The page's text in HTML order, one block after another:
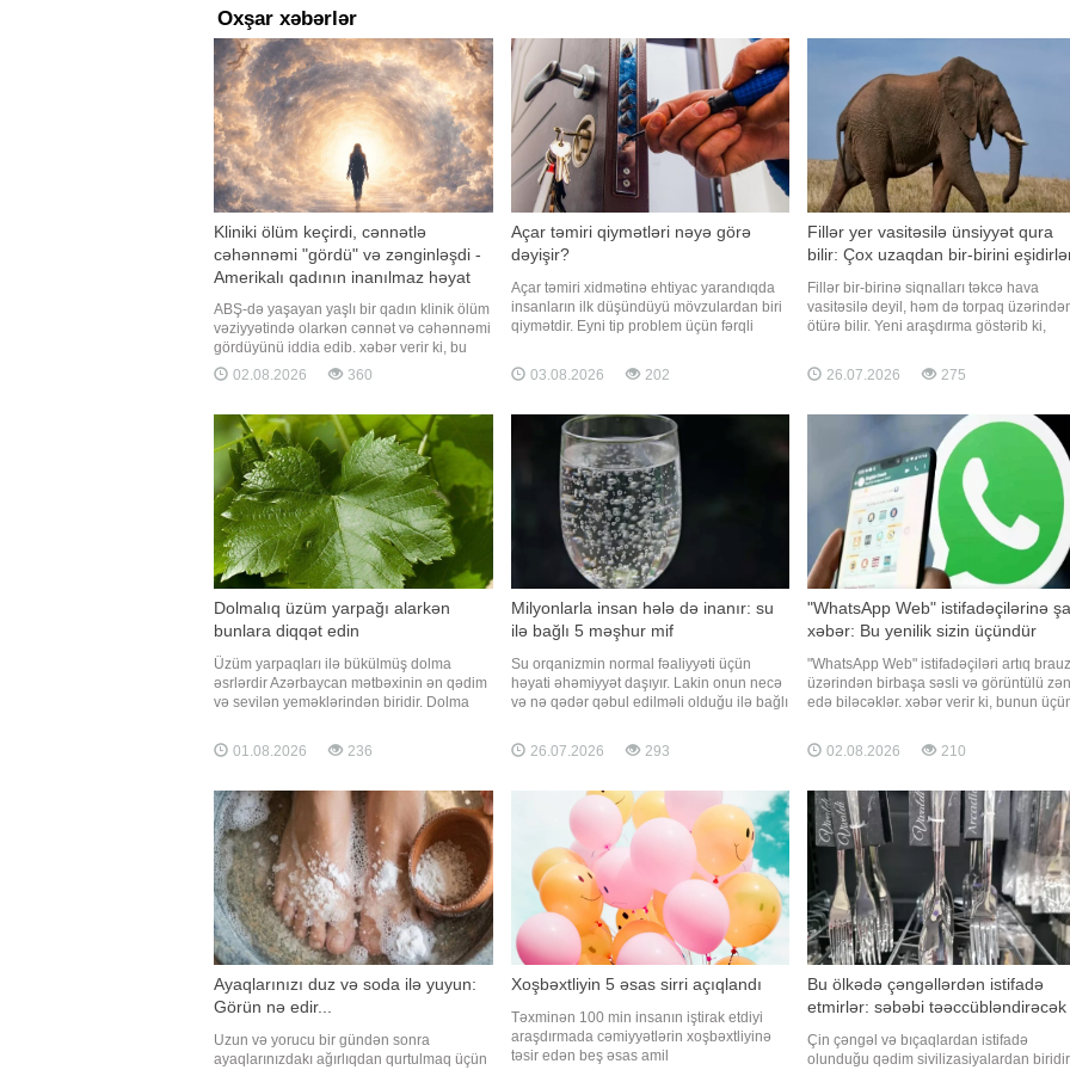
Oxşar xəbərlər
Kliniki ölüm keçirdi, cənnətlə
cəhənnəmi "gördü" və zənginləşdi -
Amerikalı qadının inanılmaz həyat
hekayəsi
ABŞ-də yaşayan yaşlı bir qadın klinik ölüm
vəziyyətində olarkən cənnət və cəhənnəmi
gördüyünü iddia edib. xəbər verir ki, bu
barədə "Mirror" nəşri məlumat yayıb. O, bu
subyektiv və mistik hisslərin onun
qurtularaq milyonçu olmasına təsir etdiyinə
inanır
02.08.2026 360
Açar təmiri qiymətləri nəyə görə
dəyişir?
Açar təmiri xidmətinə ehtiyac yarandıqda
insanların ilk düşündüyü mövzulardan biri
qiymətdir. Eyni tip problem üçün fərqli
təəccüblü gəlir. Əslində isə bu fərqlərin
arxasında bir neçə real səbəb dayanır. Hər
03.08.2026 202
Fillər yer vasitəsilə ünsiyyət qura
bilir: Çox uzaqdan bir-birini
Fillər bir-birinə siqnalları təkcə hava
vasitəsilə deyil, həm də torpaq
ötürə bilir. Yeni araşdırma göstərib ki,
kanallarının xüsusiyyətləri bu titrəyişləri
kilometrlərlə uzaq məsafədən qəbul
məlumatları təqdim edir:
26.07.2026 275
Dolmalıq üzüm yarpağı alarkən
bunlara diqqət edin
Üzüm yarpaqları ilə bükülmüş dolma
əsrlərdir Azərbaycan mətbəxinin ən qədim
və sevilən yeməklərindən biridir. Dolma
bacarıq tələb edən kulinariya sənətidir.
Lakin, əksər ənənəvi yeməklərdə olduğu
bükülmək üçün seçilmiş üzü
01.08.2026 236
Milyonlarla insan hələ də inanır: su
ilə bağlı 5 məşhur mif
Su orqanizmin normal fəaliyyəti üçün
həyati əhəmiyyət daşıyır. Lakin onun necə
və nə qədər qəbul edilməli olduğu ilə bağlı
verir ki, dietoloqlar bu miflərin niyə həqiqəti
əks etdirmədiyini və həddindən artıq su
26.07.2026 293
"WhatsApp Web" istifadəçilərinə
xəbər: Bu yenilik sizin üçündür
"WhatsApp Web" istifadəçiləri artıq
üzərindən birbaşa səsli və görüntülü
edə biləcəklər. xəbər verir ki, bunun
ehtiyac qalmayacaq. Yeni funksiya həm
fərdi, həm də qrup zənglərini dəstəkləyir.
ekran paylaşımı
02.08.2026 210
Ayaqlarınızı duz və soda ilə yuyun:
Görün nə edir...
Uzun və yorucu bir gündən sonra
ayaqlarınızdakı ağırlıqdan qurtulmaq üçün
Xoşbəxtliyin 5 əsas sirri açıqlandı
Təxminən 100 min insanın iştirak etdiyi
araşdırmada cəmiyyətlərin xoşbəxtliyinə
təsir edən beş əsas amil
Bu ölkədə çəngəllərdən istifadə
etmirlər: səbəbi təəccübləndirəcək
Çin çəngəl və bıçaqlardan istifadə
olunduğu qədim sivilizasiyalardan